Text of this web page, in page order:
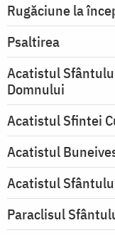
Rugăciune la
Psaltirea
Acatistul
Domnului
Acatistul Sfintei
Acatistul
Acatistul
Paraclisul